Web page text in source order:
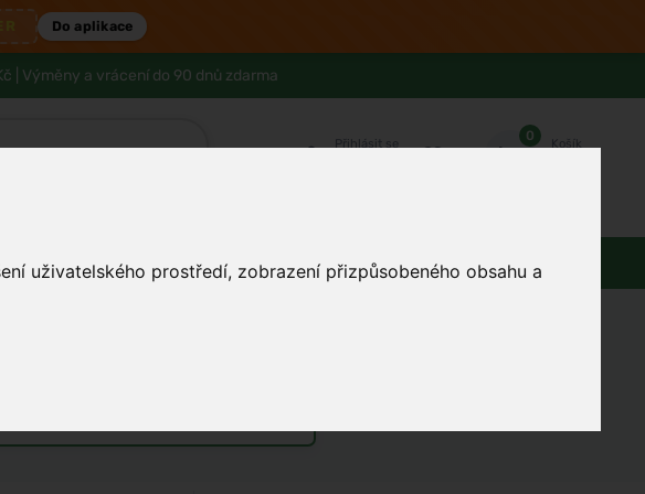
uživatelského prostředí, zobrazení přizpůsobeného obsahu a
Do aplikace
| Výměny a vrácení do 90 dnů zdarma
Přihlásit se
0
Košík
Zdraví Domácnost Dárky Obuv / oblečení
i chutě často spojují